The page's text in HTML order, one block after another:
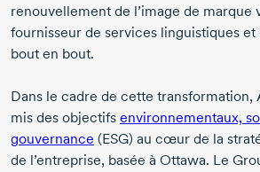
renouvellement de l’image de marque
fournisseur de services linguistiques
bout en bout.
Dans le cadre de cette transformation,
mis des objectifs environnementaux,
gouvernance (ESG) au cœur de la
de l’entreprise, basée à Ottawa. Le